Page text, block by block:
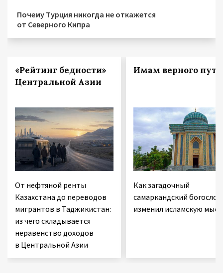
Почему Турция никогда не откажется
от Северного Кипра
«Рейтинг бедности»
Центральной Азии
От нефтяной ренты
Казахстана до переводов
мигрантов в Таджикистан:
из чего складывается
неравенство доходов
в Центральной Азии
Имам верного пути
Как загадочный
самаркандский богослов
изменил исламскую